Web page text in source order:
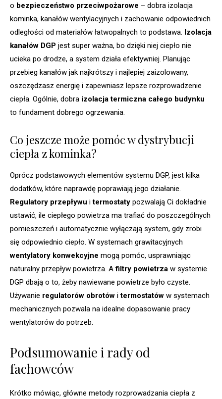
o bezpieczeństwo przeciwpożarowe – dobra izolacja
kominka, kanałów wentylacyjnych i zachowanie odpowiednich
odległości od materiałów łatwopalnych to podstawa. Izolacja
kanałów DGP jest super ważna, bo dzięki niej ciepło nie
ucieka po drodze, a system działa efektywniej. Planując
przebieg kanałów jak najkrótszy i najlepiej zaizolowany,
oszczędzasz energię i zapewniasz lepsze rozprowadzenie
ciepła. Ogólnie, dobra izolacja termiczna całego budynku
to fundament dobrego ogrzewania.
Co jeszcze może pomóc w dystrybucji
ciepła z kominka?
Oprócz podstawowych elementów systemu DGP, jest kilka
dodatków, które naprawdę poprawiają jego działanie.
Regulatory przepływu itermostaty pozwalają Ci dokładnie
ustawić, ile ciepłego powietrza ma trafiać do poszczególnych
pomieszczeń i automatycznie wyłączają system, gdy zrobi
się odpowiednio ciepło. W systemach grawitacyjnych
wentylatory konwekcyjne mogą pomóc, usprawniając
naturalny przepływ powietrza. Afiltry powietrza w systemie
DGP dbają o to, żeby nawiewane powietrze było czyste.
Używanie regulatorów obrotów itermostatów w systemach
mechanicznych pozwala na idealne dopasowanie pracy
wentylatorów do potrzeb.
Podsumowanie i rady od
fachowców
Krótko mówiąc, główne metody rozprowadzania ciepła z